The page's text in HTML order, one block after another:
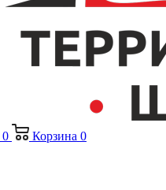
0 Корзина 0